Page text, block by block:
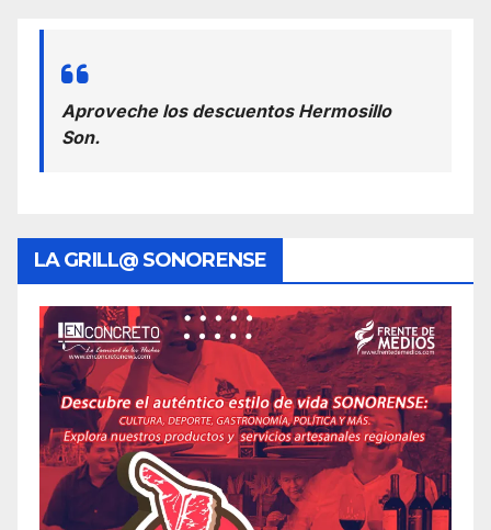
Aproveche los descuentos Hermosillo
Son.
LA GRILL@ SONORENSE